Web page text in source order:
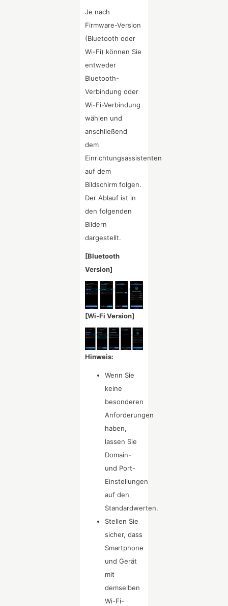
Je nach
Firmware-Version
(Bluetooth oder
Wi-Fi) können Sie
entweder
Bluetooth-
Verbindung oder
Wi-Fi-Verbindung
wählen und
anschließend
dem
Einrichtungsassistenten
auf dem
Bildschirm folgen.
Der Ablauf ist in
den folgenden
Bildern
dargestellt.
[Bluetooth
Version]
[Wi-Fi Version]
Hinweis:
Wenn Sie
keine
besonderen
Anforderungen
haben,
lassen Sie
Domain-
und Port-
Einstellungen
auf den
Standardwerten.
Stellen Sie
sicher, dass
Smartphone
und Gerät
mit
demselben
Wi-Fi-